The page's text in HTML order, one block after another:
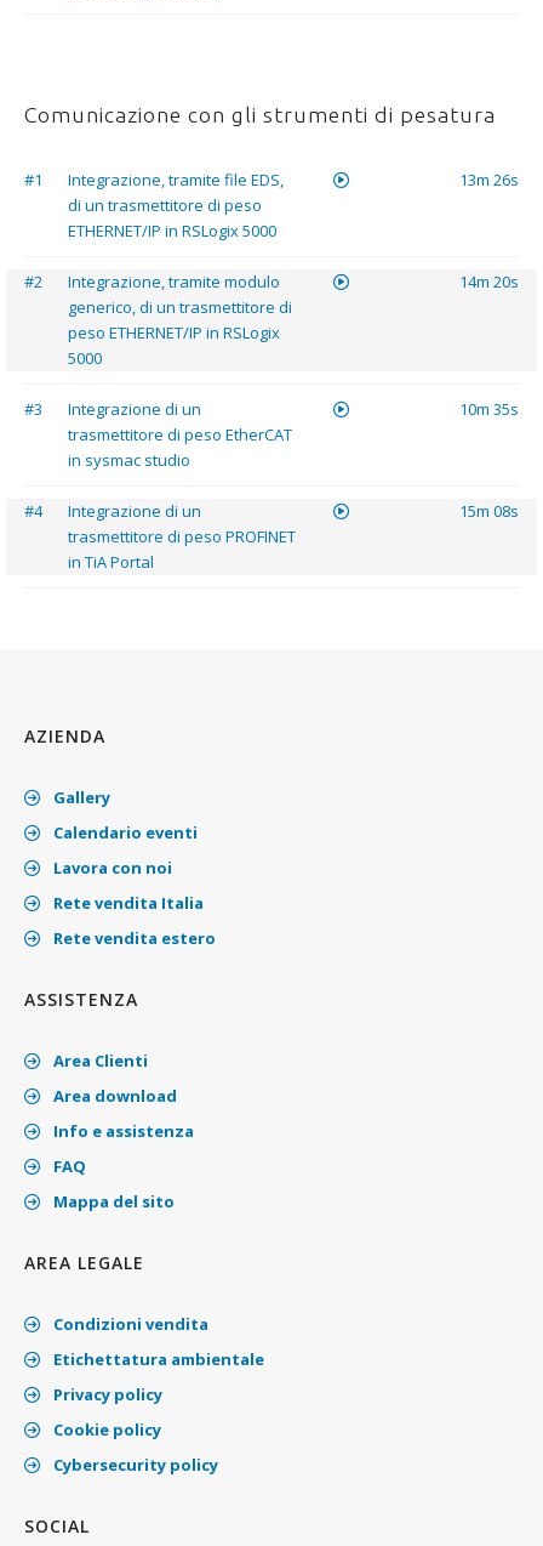
Comunicazione con gli strumenti di pesatura
#1
Integrazione, tramite file EDS,
di un trasmettitore di peso
ETHERNET/IP in RSLogix 5000
13m 26s
#2
Integrazione, tramite modulo
generico, di un trasmettitore di
peso ETHERNET/IP in RSLogix
5000
14m 20s
#3
Integrazione di un
trasmettitore di peso EtherCAT
in sysmac studio
10m 35s
#4
Integrazione di un
trasmettitore di peso PROFINET
in TiA Portal
15m 08s
AZIENDA
Gallery
Calendario eventi
Lavora con noi
Rete vendita Italia
Rete vendita estero
ASSISTENZA
Area Clienti
Area download
Info e assistenza
FAQ
Mappa del sito
AREA LEGALE
Condizioni vendita
Etichettatura ambientale
Privacy policy
Cookie policy
Cybersecurity policy
SOCIAL